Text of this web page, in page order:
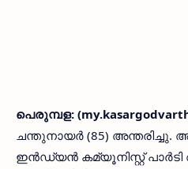
പെരുമ്പള:
ചന്തുനായര്‍ (85) അന്തരിച്ചു.
ഇന്‍ഡ്യന്‍ കമ്യൂനിസ്റ്റ് പാര്‍ടി